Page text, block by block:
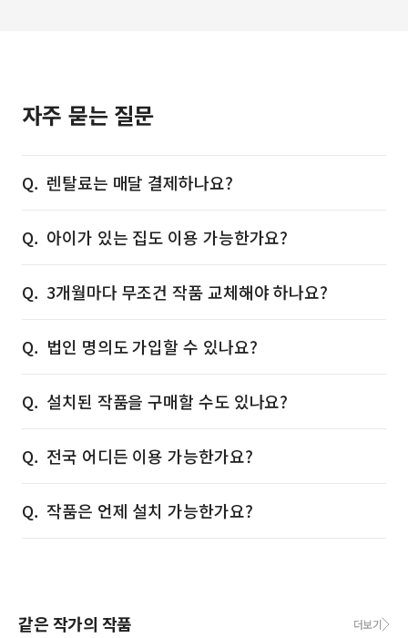
자주 묻는 질문
렌탈료는 매달 결제하나요?
아이가 있는 집도 이용 가능한가요?
3개월마다 무조건 작품 교체해야 하나요?
법인 명의도 가입할 수 있나요?
설치된 작품을 구매할 수도 있나요?
전국 어디든 이용 가능한가요?
작품은 언제 설치 가능한가요?
같은 작가의 작품 더보기